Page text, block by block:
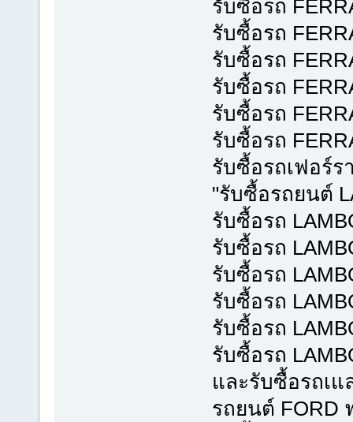
รับซื้อรถ
รับซื้อรถ
รับซื้อรถ
รับซื้อรถ
รับซื้อรถ
รับซื้อรถ
รับซื้อรถเฟอร์ร
"รับซื้อรถยนต์
รับซื้อรถ
รับซื้อรถ
รับซื้อรถ
รับซื้อรถ
รับซื้อรถ
รับซื้อรถ
และรับซื้อรถเ
รถยนต์ FORD